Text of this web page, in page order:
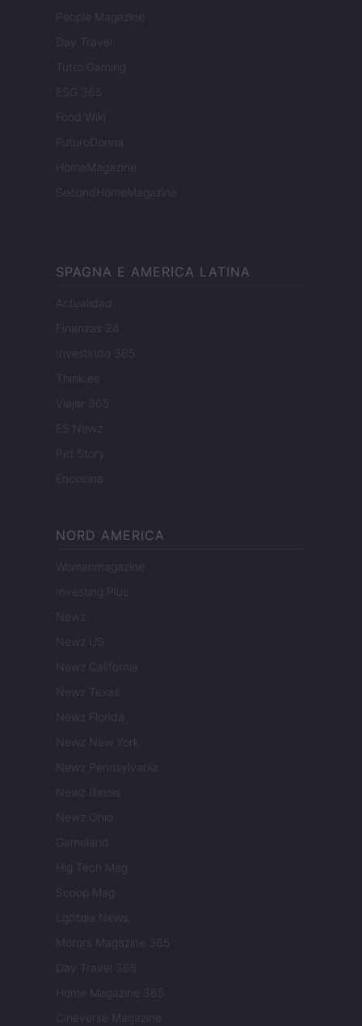
People Magazine
Day Travel
Tutto Gaming
ESG 365
Food Wiki
FuturoDonna
HomeMagazine
SecondHomeMagazine
SPAGNA E AMERICA LATINA
Actualidad
Finanzas 24
Investindo 365
Think.es
Viajar 365
ES Newz
Pet Story
Encocina
NORD AMERICA
Womanmagazine
Investing Plus
Newz
Newz US
Newz California
Newz Texas
Newz Florida
Newz New York
Newz Pennsylvania
Newz Illinois
Newz Ohio
Gameland
Hig Tech Mag
Scoop Mag
Lgbtqia News
Motors Magazine 365
Day Travel 365
Home Magazine 365
Cineverse Magazine